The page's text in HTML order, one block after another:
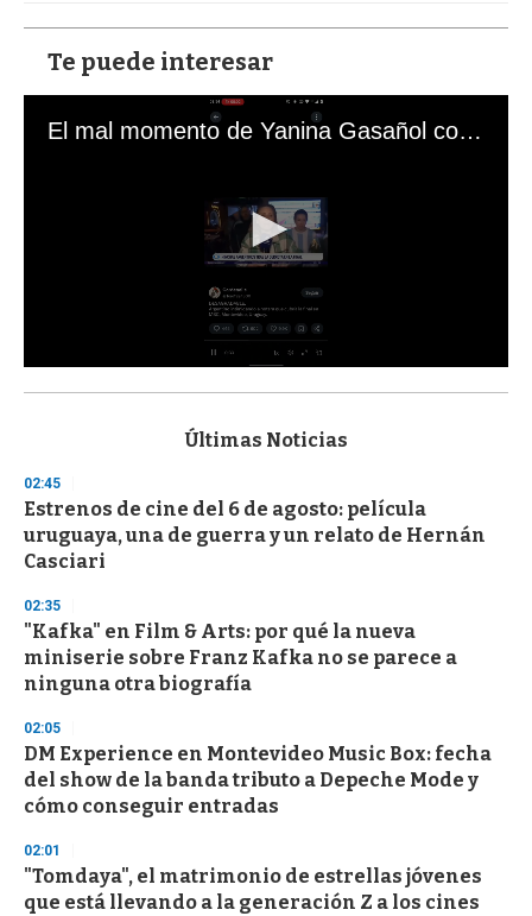
Te puede interesar
El mal momento de Yanina Gasañol con un hincha argentino en "Subrayado"
s
d
s
o
f
3
s
e
o
n
Últimas Noticias
02:45
Estrenos de cine del 6 de agosto: película
uruguaya, una de guerra y un relato de Hernán
Casciari
02:35
"Kafka" en Film & Arts: por qué la nueva
miniserie sobre Franz Kafka no se parece a
ninguna otra biografía
02:05
DM Experience en Montevideo Music Box: fecha
del show de la banda tributo a Depeche Mode y
cómo conseguir entradas
02:01
"Tomdaya", el matrimonio de estrellas jóvenes
que está llevando a la generación Z a los cines